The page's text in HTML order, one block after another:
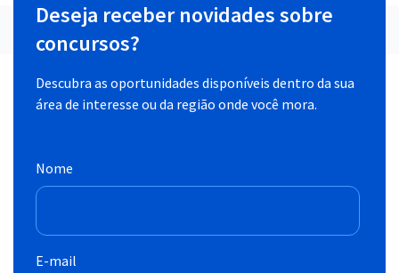
Deseja receber novidades sobre
concursos?
Descubra as oportunidades disponíveis dentro da sua
área de interesse ou da região onde você mora.
Nome
E-mail